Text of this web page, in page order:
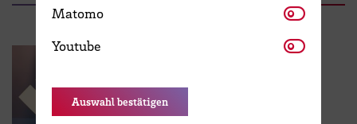
Matomo Matomo
Youtube Youtube
Auswahl bestätigen